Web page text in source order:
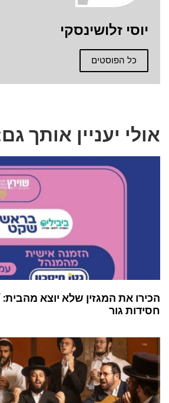
יוסי זלושינסקי
כל הפוסטים
אולי יעניין אותך
הכירו את המגזין שלא יוצא
חסידות גור